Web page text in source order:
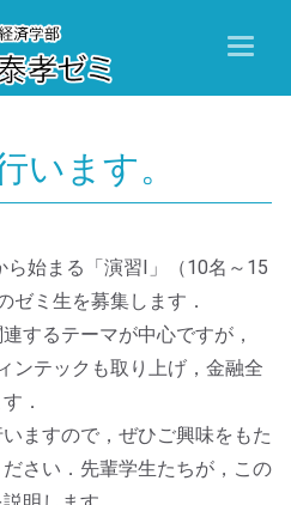
います。
始まる「演習Ⅰ」（10名～15
ゼミ生を募集します．
するテーマが中心ですが，
ンテックも取り上げ，金融全
．
ますので，ぜひご興味をもた
さい．先輩学生たちが，この